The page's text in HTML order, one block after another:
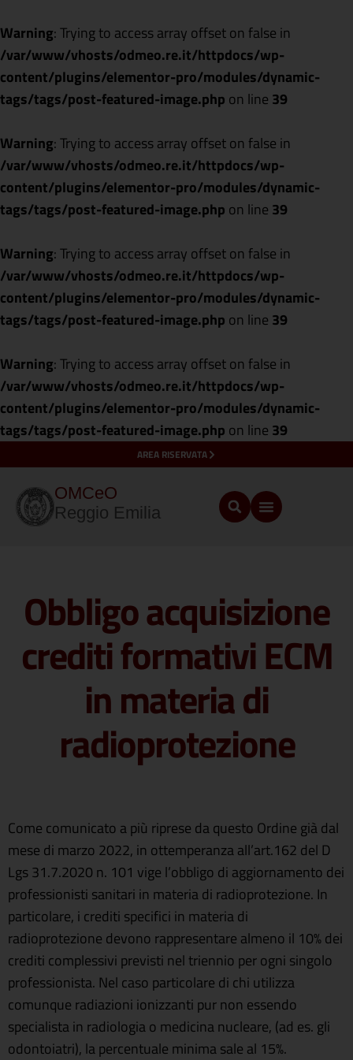
Warning: Trying to access array offset on false in
/var/www/vhosts/odmeo.re.it/httpdocs/wp-
content/plugins/elementor-pro/modules/dynamic-
tags/tags/post-featured-image.php on line 39
Warning: Trying to access array offset on false in
/var/www/vhosts/odmeo.re.it/httpdocs/wp-
content/plugins/elementor-pro/modules/dynamic-
tags/tags/post-featured-image.php on line 39
Warning: Trying to access array offset on false in
/var/www/vhosts/odmeo.re.it/httpdocs/wp-
content/plugins/elementor-pro/modules/dynamic-
tags/tags/post-featured-image.php on line 39
Warning: Trying to access array offset on false in
/var/www/vhosts/odmeo.re.it/httpdocs/wp-
content/plugins/elementor-pro/modules/dynamic-
tags/tags/post-featured-image.php on line 39
AREA RISERVATA
OMCeO
Reggio Emilia
Obbligo acquisizione
crediti formativi ECM
in materia di
radioprotezione
Come comunicato a più riprese da questo Ordine già dal
mese di marzo 2022, in ottemperanza all’art.162 del D
Lgs 31.7.2020 n. 101 vige l’obbligo di aggiornamento dei
professionisti sanitari in materia di radioprotezione. In
particolare, i crediti specifici in materia di
radioprotezione devono rappresentare almeno il 10% dei
crediti complessivi previsti nel triennio per ogni singolo
professionista. Nel caso particolare di chi utilizza
comunque radiazioni ionizzanti pur non essendo
specialista in radiologia o medicina nucleare, (ad es. gli
odontoiatri), la percentuale minima sale al 15%.